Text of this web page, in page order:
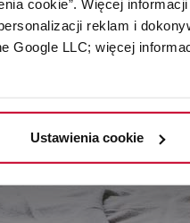
cookie”. Więcej
reklam i
Google LLC; więcej
Ustawienia cookie